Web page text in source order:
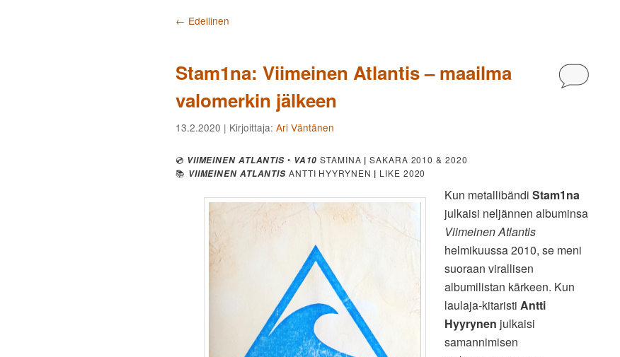
Artikkelien selaus
← Edellinen
Stam1na: Viimeinen Atlantis – maailma
valomerkin jälkeen
Kommentoi
13.2.2020 | Kirjoittaja: Ari Väntänen
💿 VIIMEINEN ATLANTIS • VA10 STAMINA | SAKARA 2010 & 2020
📚 VIIMEINEN ATLANTIS ANTTI HYYRYNEN | LIKE 2020
Kun metallibändi Stam1na
julkaisi neljännen albuminsa
Viimeinen Atlantis
helmikuussa 2010, se meni
suoraan virallisen
albumilistan kärkeen. Kun
laulaja-kitaristi Antti
Hyyrynen julkaisi
samannimisen